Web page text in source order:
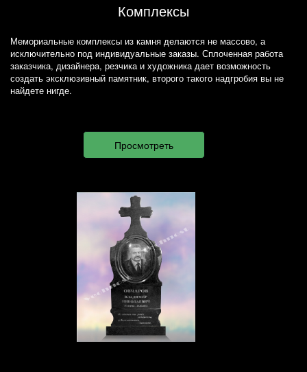
Комплексы
Мемориальные комплексы из камня делаются не массово, а
исключительно под индивидуальные заказы. Сплоченная работа
заказчика, дизайнера, резчика и художника дает возможность
создать эксклюзивный памятник, второго такого надгробия вы не
найдете нигде.